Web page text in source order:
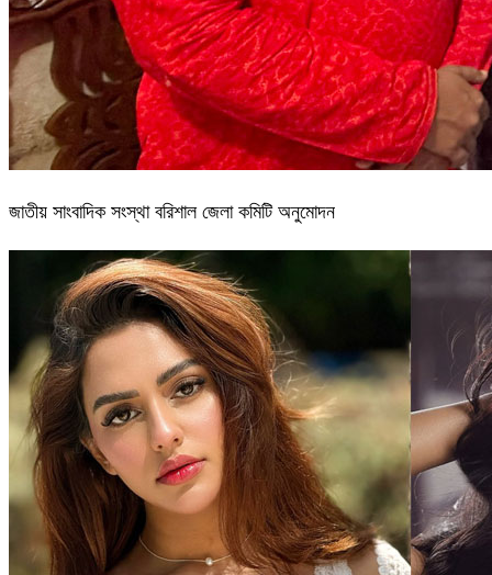
জাতীয় সাংবাদিক সংস্থা বরিশাল জেলা কমিটি অনুমোদন